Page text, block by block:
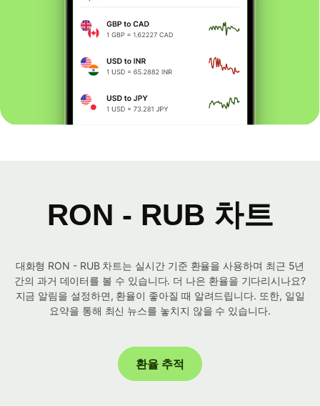
RON - RUB 차트
대화형 RON - RUB 차트는 실시간 기준 환율을 사용하며 최근 5년
간의 과거 데이터를 볼 수 있습니다. 더 나은 환율을 기다리시나요?
지금 알림을 설정하면, 환율이 좋아질 때 알려드립니다. 또한, 일일
요약을 통해 최신 뉴스를 놓치지 않을 수 있습니다.
환율 추적